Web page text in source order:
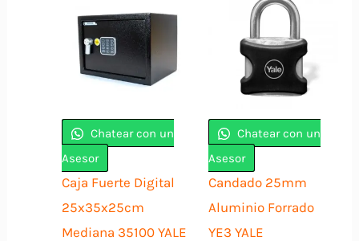
Chatear con un
Asesor
Caja Fuerte Digital
25x35x25cm
Mediana 35100 YALE
Chatear con un
Asesor
Candado 25mm
Aluminio Forrado
YE3 YALE